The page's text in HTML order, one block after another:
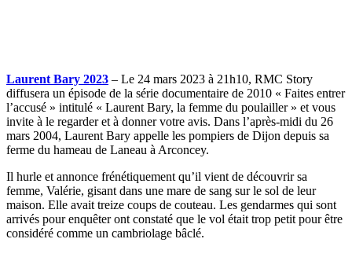
Laurent Bary 2023 – Le 24 mars 2023 à 21h10, RMC Story
diffusera un épisode de la série documentaire de 2010 « Faites entrer
l’accusé » intitulé « Laurent Bary, la femme du poulailler » et vous
invite à le regarder et à donner votre avis. Dans l’après-midi du 26
mars 2004, Laurent Bary appelle les pompiers de Dijon depuis sa
ferme du hameau de Laneau à Arconcey.
Il hurle et annonce frénétiquement qu’il vient de découvrir sa
femme, Valérie, gisant dans une mare de sang sur le sol de leur
maison. Elle avait treize coups de couteau. Les gendarmes qui sont
arrivés pour enquêter ont constaté que le vol était trop petit pour être
considéré comme un cambriolage bâclé.